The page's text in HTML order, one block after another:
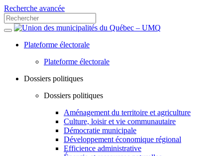
Recherche avancée
Plateforme électorale
Plateforme électorale
Dossiers politiques
Dossiers politiques
Aménagement du territoire et agriculture
Culture, loisir et vie communautaire
Démocratie municipale
Développement économique régional
Efficience administrative